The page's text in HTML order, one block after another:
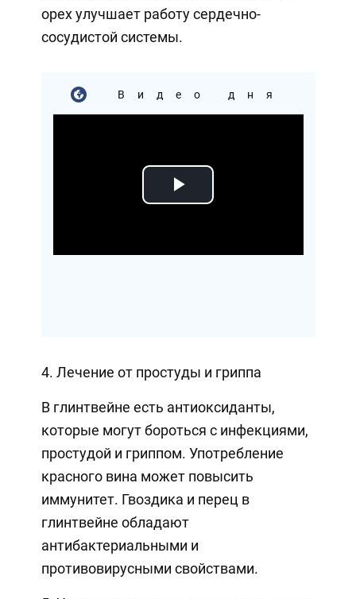
орех улучшает работу сердечно-
сосудистой системы.
Видео дня
Play
4. Лечение от простуды и гриппа
В глинтвейне есть антиоксиданты,
которые могут бороться с инфекциями,
простудой и гриппом. Употребление
красного вина может повысить
иммунитет. Гвоздика и перец в
глинтвейне обладают
антибактериальными и
противовирусными свойствами.